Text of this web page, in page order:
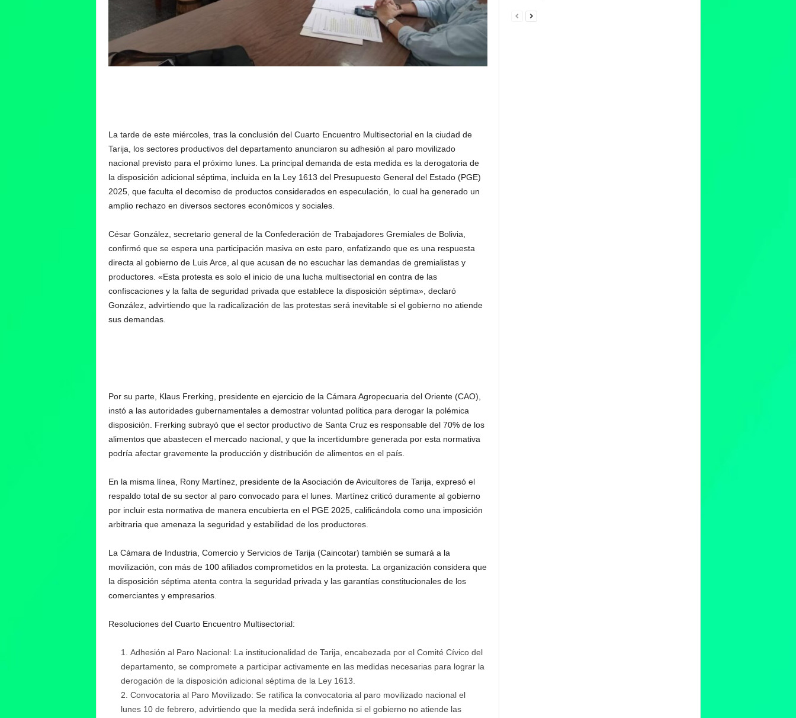
La tarde de este miércoles, tras la conclusión del Cuarto Encuentro Multisectorial en la ciudad de
Tarija, los sectores productivos del departamento anunciaron su adhesión al paro movilizado
nacional previsto para el próximo lunes. La principal demanda de esta medida es la derogatoria de
la disposición adicional séptima, incluida en la Ley 1613 del Presupuesto General del Estado (PGE)
2025, que faculta el decomiso de productos considerados en especulación, lo cual ha generado un
amplio rechazo en diversos sectores económicos y sociales.
César González, secretario general de la Confederación de Trabajadores Gremiales de Bolivia,
confirmó que se espera una participación masiva en este paro, enfatizando que es una respuesta
directa al gobierno de Luis Arce, al que acusan de no escuchar las demandas de gremialistas y
productores. «Esta protesta es solo el inicio de una lucha multisectorial en contra de las
confiscaciones y la falta de seguridad privada que establece la disposición séptima», declaró
González, advirtiendo que la radicalización de las protestas será inevitable si el gobierno no atiende
sus demandas.
Por su parte, Klaus Frerking, presidente en ejercicio de la Cámara Agropecuaria del Oriente (CAO),
instó a las autoridades gubernamentales a demostrar voluntad política para derogar la polémica
disposición. Frerking subrayó que el sector productivo de Santa Cruz es responsable del 70% de los
alimentos que abastecen el mercado nacional, y que la incertidumbre generada por esta normativa
podría afectar gravemente la producción y distribución de alimentos en el país.
En la misma línea, Rony Martínez, presidente de la Asociación de Avicultores de Tarija, expresó el
respaldo total de su sector al paro convocado para el lunes. Martínez criticó duramente al gobierno
por incluir esta normativa de manera encubierta en el PGE 2025, calificándola como una imposición
arbitraria que amenaza la seguridad y estabilidad de los productores.
La Cámara de Industria, Comercio y Servicios de Tarija (Caincotar) también se sumará a la
movilización, con más de 100 afiliados comprometidos en la protesta. La organización considera que
la disposición séptima atenta contra la seguridad privada y las garantías constitucionales de los
comerciantes y empresarios.
Resoluciones del Cuarto Encuentro Multisectorial:
Adhesión al Paro Nacional: La institucionalidad de Tarija, encabezada por el Comité Cívico del
departamento, se compromete a participar activamente en las medidas necesarias para lograr la
derogación de la disposición adicional séptima de la Ley 1613.
Convocatoria al Paro Movilizado: Se ratifica la convocatoria al paro movilizado nacional el
lunes 10 de febrero, advirtiendo que la medida será indefinida si el gobierno no atiende las